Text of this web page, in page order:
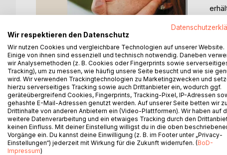
BESCHREIBUNG
Ein böser Zauberer verflucht einen König, eine
Prinzessin wächst blind heran. Der Prinz des
seine eigenen Augen dafür. Wird auch er wieder
AUTOR/IN
Wir respektieren den Datenschutz
Wir nutzen Cookies und vergleichbare Technologien auf unserer Website.
Einige von ihnen sind essenziell und technisch notwendig. Daneben
wir Analysemethoden (z. B. Cookies oder Fingerprints sowie
Tracking), um zu messen, wie häufig unsere Seite besucht und wie sie
wird. Wir verwenden Trackingtechnologien zu Marketingzwecken und
hierzu serverseitiges Tracking sowie auch Drittanbieter ein, wodurch ggf.
geräteübergreifend Cookies, Fingerprints, Tracking-Pixel, IP-Adressen
gehashte E-Mail-Adressen genutzt werden. Auf unserer Seite betten wir
Drittinhalte von anderen Anbietern ein (Video-Plattformen). Wir haben auf
weitere Datenverarbeitung und ein etwaiges Tracking durch den
keinen Einfluss. Mit deiner Einstellung willigst du in die oben
Vorgänge ein. Du kannst deine Einwilligung (z. B. im Footer unter „Privacy-
Einstellungen“) jederzeit mit Wirkung für die Zukunft widerrufen. (BoD-
Impressum)